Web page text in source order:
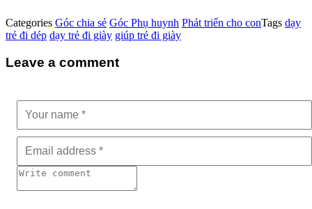
Categories Góc chia sẻ Góc Phụ huynh Phát triển cho conTags dạy
trẻ đi dép dạy trẻ đi giày giúp trẻ đi giày
Leave a comment